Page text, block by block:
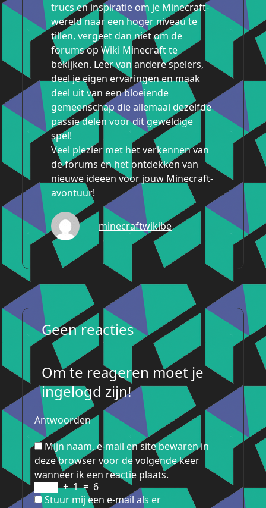
trucs en inspiratie om je Minecraft-
wereld naar een hoger niveau te
tillen, vergeet dan niet om de
forums op Wiki Minecraft te
bekijken. Leer van andere spelers,
deel je eigen ervaringen en maak
deel uit van een bloeiende
gemeenschap die allemaal dezelfde
passie delen voor dit geweldige
spel!
Veel plezier met het verkennen van
de forums en het ontdekken van
nieuwe ideeën voor jouw Minecraft-
avontuur!
minecraftwikibe
Geen reacties
Om te reageren moet je
ingelogd zijn!
Antwoorden
Mijn naam, e-mail en site bewaren in
deze browser voor de volgende keer
wanneer ik een reactie plaats.
+1= 6
Stuur mij een e-mail als er